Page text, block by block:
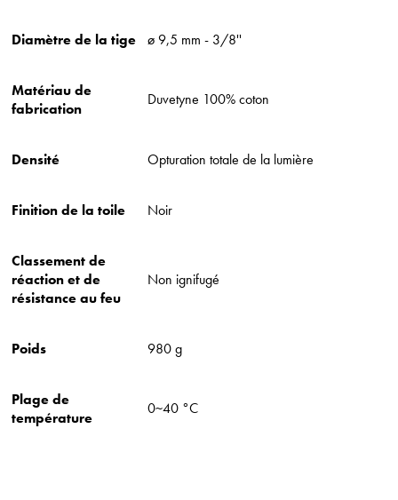
Diamètre de la tige ø 9,5 mm - 3/8''
Matériau de
fabrication
Duvetyne 100% coton
Densité Opturation totale de la lumière
Finition de la toile Noir
Classement de
réaction et de
résistance au feu
Non ignifugé
Poids 980 g
Plage de
température
0~40 °C